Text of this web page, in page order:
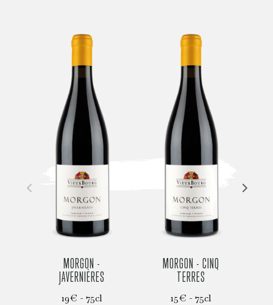
MORGON -
JAVERNIÈRES
19€ - 75cl
MORGON - CINQ
TERRES
15€ - 75cl